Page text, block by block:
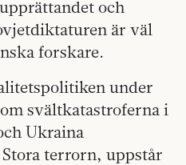
och
är väl
forskare.
under
svältkatastroferna i
Ukraina
terrorn, uppstår